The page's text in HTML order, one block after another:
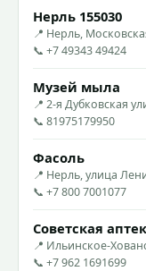
Нерль 155030
📍 Нерль,
📞 +7 49343 49424
Музей мыла
📍 2-я Дубковская
📞 81975179950
Фасоль
📍 Нерль, улица
📞 +7 800 7001077
Советская
📍 Ильинское-
📞 +7 962 1691699